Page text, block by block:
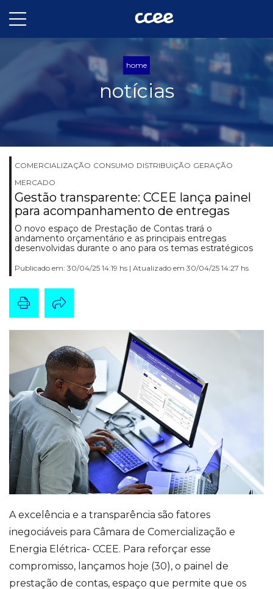
home
notícias
COMERCIALIZAÇÃO CONSUMO DISTRIBUIÇÃO GERAÇÃO
MERCADO
Gestão transparente: CCEE lança painel
para acompanhamento de entregas
O novo espaço de Prestação de Contas trará o
andamento orçamentário e as principais entregas
desenvolvidas durante o ano para os temas estratégicos
Publicado em: 30/04/25 14:19 hs | Atualizado em 30/04/25 14:27 hs
A excelência e a transparência são fatores
inegociáveis para Câmara de Comercialização e
Energia Elétrica- CCEE. Para reforçar esse
compromisso, lançamos hoje (30), o painel de
prestação de contas, espaço que permite que os